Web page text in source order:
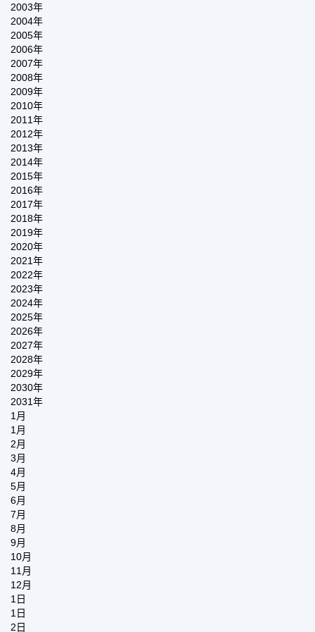
2003年
2004年
2005年
2006年
2007年
2008年
2009年
2010年
2011年
2012年
2013年
2014年
2015年
2016年
2017年
2018年
2019年
2020年
2021年
2022年
2023年
2024年
2025年
2026年
2027年
2028年
2029年
2030年
2031年
1月
1月
2月
3月
4月
5月
6月
7月
8月
9月
10月
11月
12月
1日
1日
2日